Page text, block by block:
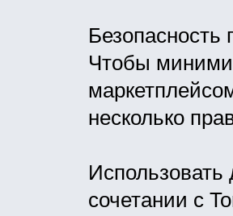
Безопасность
Чтобы
несколько
сочетании с